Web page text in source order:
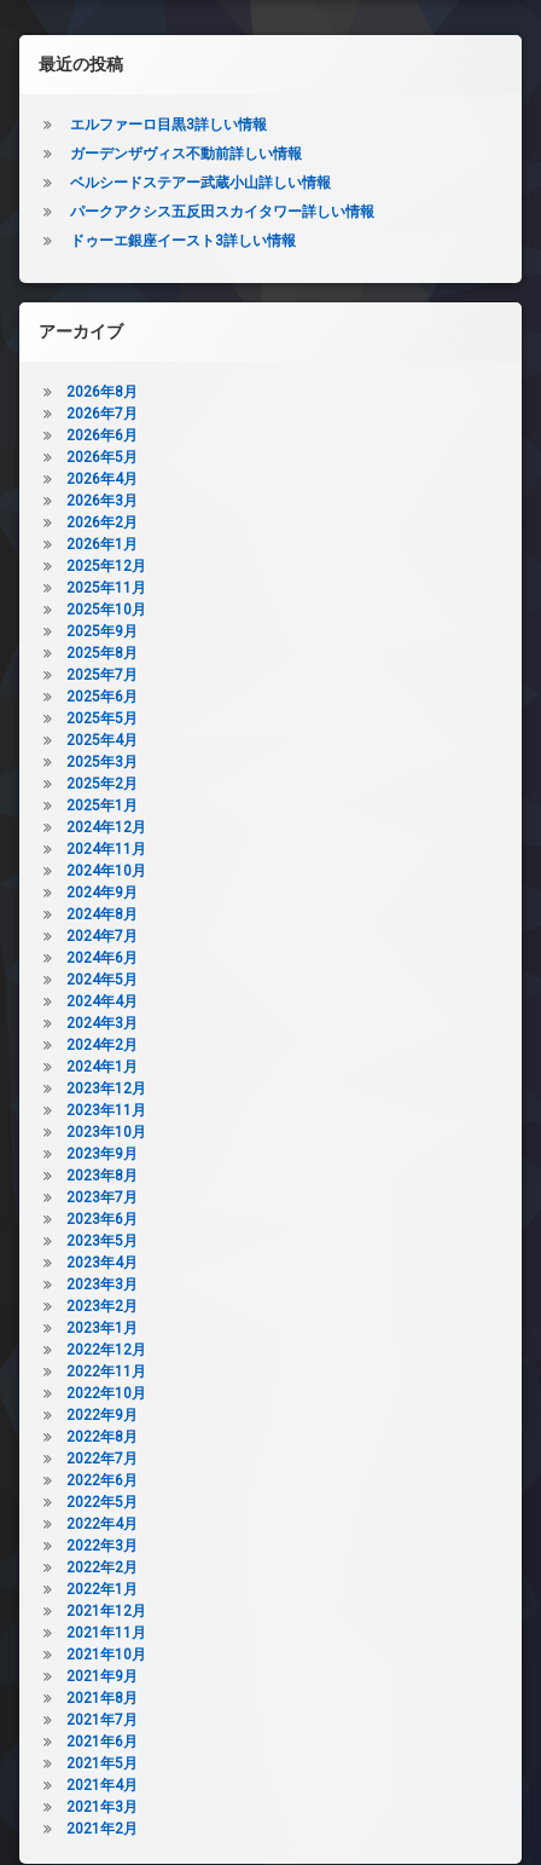
左サイドバー
最近の投稿
エルファーロ目黒3詳しい情報
ガーデンザヴィス不動前詳しい情報
ベルシードステアー武蔵小山詳しい情報
パークアクシス五反田スカイタワー詳しい情報
ドゥーエ銀座イースト3詳しい情報
アーカイブ
2026年8月
2026年7月
2026年6月
2026年5月
2026年4月
2026年3月
2026年2月
2026年1月
2025年12月
2025年11月
2025年10月
2025年9月
2025年8月
2025年7月
2025年6月
2025年5月
2025年4月
2025年3月
2025年2月
2025年1月
2024年12月
2024年11月
2024年10月
2024年9月
2024年8月
2024年7月
2024年6月
2024年5月
2024年4月
2024年3月
2024年2月
2024年1月
2023年12月
2023年11月
2023年10月
2023年9月
2023年8月
2023年7月
2023年6月
2023年5月
2023年4月
2023年3月
2023年2月
2023年1月
2022年12月
2022年11月
2022年10月
2022年9月
2022年8月
2022年7月
2022年6月
2022年5月
2022年4月
2022年3月
2022年2月
2022年1月
2021年12月
2021年11月
2021年10月
2021年9月
2021年8月
2021年7月
2021年6月
2021年5月
2021年4月
2021年3月
2021年2月